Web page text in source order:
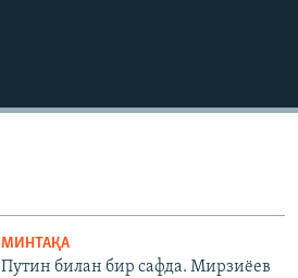
МИНТАҚА
Путин билан бир сафда. Мирзиёев